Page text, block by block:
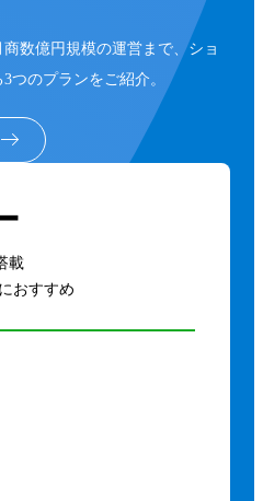
数億円規模の運営まで、ショ
つのプランをご紹介。
載
おすすめ